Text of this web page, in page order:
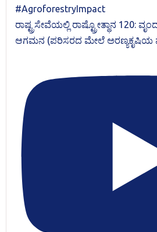
ರಾಷ್ಟ್ರಸೇವೆಯಲ್ಲಿ ರಾಷ್ಟ್ರೋತ್ಥಾನ 120:
ಆಗಮನ (ಪರಿಸರದ ಮೇಲೆ ಅರಣ್ಯಕೃಷಿಯ